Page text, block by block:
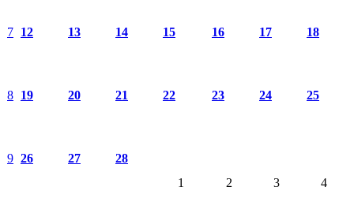
7 12 13 14 15 16 17 18
8 19 20 21 22 23 24 25
9 26 27
28
1
2 3 4